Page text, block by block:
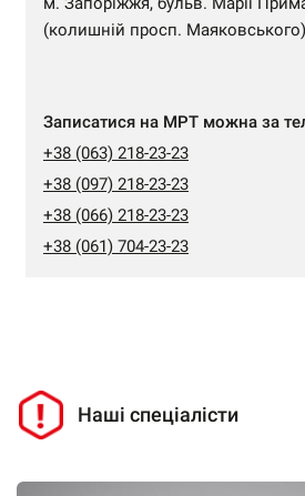
(колишній просп. Маяковського)
Записатися на МРТ можна за
+38 (063) 218-23-23
+38 (097) 218-23-23
+38 (066) 218-23-23
+38 (061) 704-23-23
Наші спеціалісти